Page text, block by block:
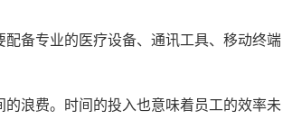
备专业的医疗设备、通讯工具、移动终端
浪费。时间的投入也意味着员工的效率未